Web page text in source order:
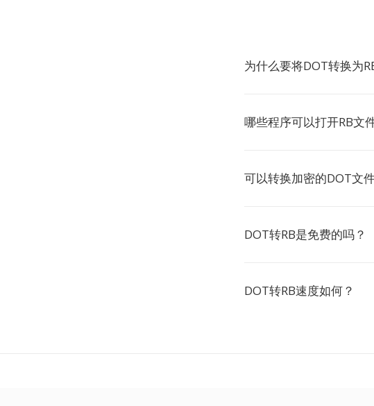
为什么要将DOT转换为
哪些程序可以打开RB文
可以转换加密的DOT文
DOT转RB是免费的吗？
DOT转RB速度如何？